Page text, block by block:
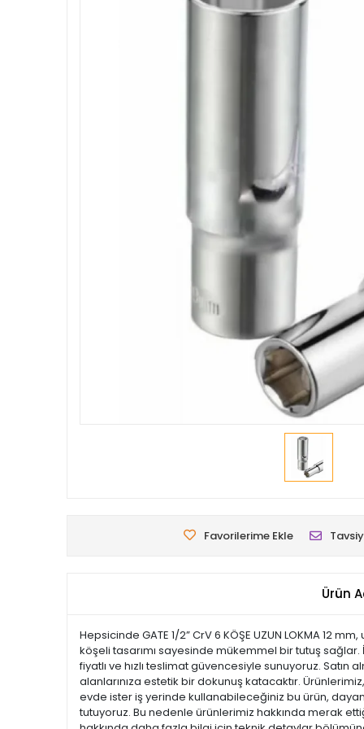
Favorilerime Ekle
Ürün
Hepsicinde GATE 1/2” CrV 6 KÖŞE UZUN LOKMA 12
köşeli tasarımı sayesinde mükemmel bir tutuş
fiyatlı ve hızlı teslimat güvencesiyle sunuyoruz.
alanlarınıza estetik bir dokunuş katacaktır.
evde ister iş yerinde kullanabileceğiniz bu ürün,
tutuyoruz. Bu nedenle ürünlerimiz hakkında merak